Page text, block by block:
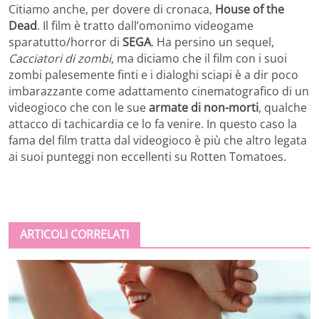
Citiamo anche, per dovere di cronaca, House of the
Dead. Il film è tratto dall’omonimo videogame
sparatutto/horror di SEGA. Ha persino un sequel,
Cacciatori di zombi, ma diciamo che il film con i suoi
zombi palesemente finti e i dialoghi sciapi è a dir poco
imbarazzante come adattamento cinematografico di un
videogioco che con le suearmate di non-morti, qualche
attacco di tachicardia ce lo fa venire. In questo caso la
fama del film tratta dal videogioco è più che altro legata
ai suoi punteggi non eccellenti su Rotten Tomatoes.
ARTICOLI CORRELATI